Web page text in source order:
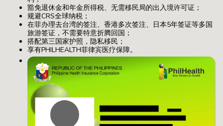
豁免退休金和年金所得税、无需移民局的出入境许可证；
规避CRS全球纳税；
在菲办理去台湾的签注、香港多次签注、日本5年签证等多国
旅游签证，不需要特意折腾回国；
搭配第三国家护照，隐私移民；
享有PHILHEALTH菲律宾医疗保障。